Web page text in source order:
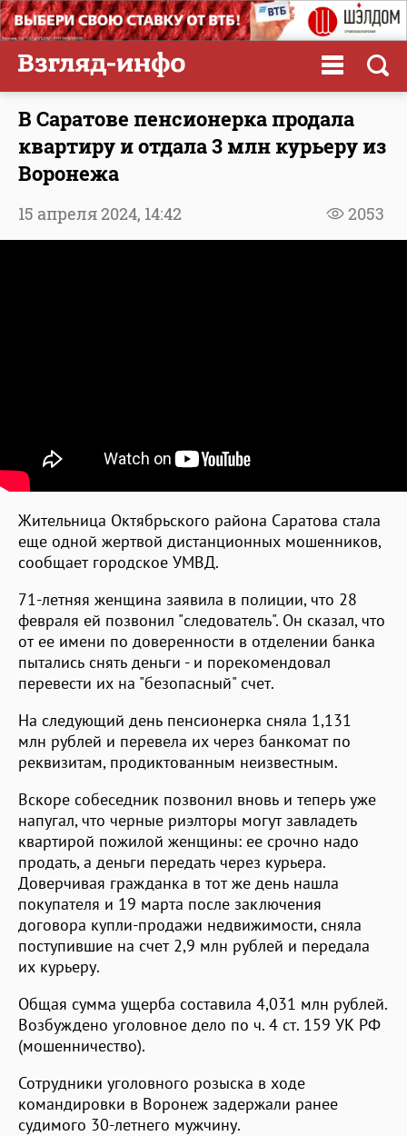
В Саратове пенсионерка продала
квартиру и отдала 3 млн курьеру из
Воронежа
2053
15 апреля 2024, 14:42
Жительница Октябрьского района Саратова стала
еще одной жертвой дистанционных мошенников,
сообщает городское УМВД.
71-летняя женщина заявила в полиции, что 28
февраля ей позвонил "следователь". Он сказал, что
от ее имени по доверенности в отделении банка
пытались снять деньги - и порекомендовал
перевести их на "безопасный" счет.
На следующий день пенсионерка сняла 1,131
млн рублей и перевела их через банкомат по
реквизитам, продиктованным неизвестным.
Вскоре собеседник позвонил вновь и теперь уже
напугал, что черные риэлторы могут завладеть
квартирой пожилой женщины: ее срочно надо
продать, а деньги передать через курьера.
Доверчивая гражданка в тот же день нашла
покупателя и 19 марта после заключения
договора купли-продажи недвижимости, сняла
поступившие на счет 2,9 млн рублей и передала
их курьеру.
Общая сумма ущерба составила 4,031 млн рублей.
Возбуждено уголовное дело по ч. 4 ст. 159 УК РФ
(мошенничество).
Сотрудники уголовного розыска в ходе
командировки в Воронеж задержали ранее
судимого 30-летнего мужчину.